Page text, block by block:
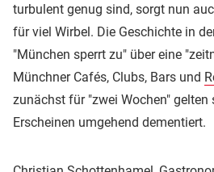
turbulent genug sind, sorgt nun
für viel Wirbel. Die Geschichte in
"München sperrt zu" über eine
Münchner Cafés, Clubs, Bars und
zunächst für "zwei Wochen" gelten
Erscheinen umgehend dementiert.